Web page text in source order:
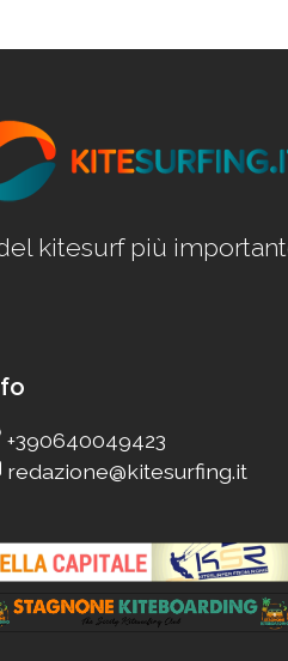
kitesurf più
+390640049423
redazione@kitesurfing.it